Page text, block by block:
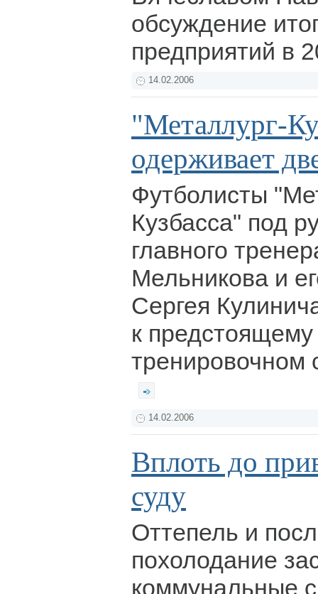
обсуждение
предприятий в
14.02.2006
"Металлург-
одерживает
Футболисты
Кузбасса" под
главного
Мельникова и
Сергея
к
тренировочном
14.02.2006
Вплоть до
суду
Оттепель и
похолодание
коммунальные